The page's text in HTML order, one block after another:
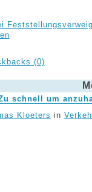
(0)
schnell um
Kloeters in